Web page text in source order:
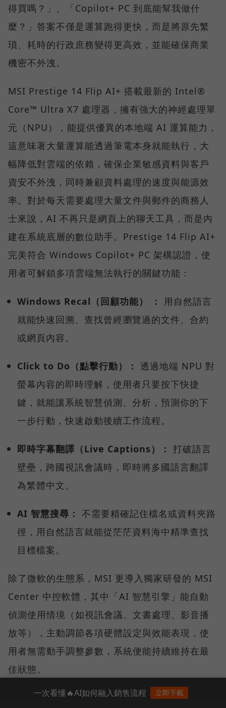
得買嗎？」、「Copilot+ PC 到底能幫我做什
麼？」答案不僅是運算跑得更快，而是將原先繁
瑣、耗時的行政庶務變得更高效，並能確保商業
機密不外洩。
MSI Prestige 14 Flip AI+ 搭載最新的 Intel®
Core™ Ultra X7 處理器，擁有強大的神經處理單
元（NPU），能提供優異的本地端 AI 運算能力，
這意味著大量運算能透過筆電本身就能執行，大
幅降低對雲端的依賴，確保企業敏感資料與客戶
資安不外洩，同時兼顧資料處理的速度與能源效
率。對於每天需要處理大量文件與郵件的商務人
士來說，AI 不再只是網頁上的聊天工具，而是內
建在系統底層的數位助手。Prestige 14 Flip AI+
完美符合 Windows Copilot+ PC 架構認證，使
用者可解鎖多項雲端無法執行的關鍵功能：
Windows Recal（回顧功能） ：
用自然語言
就能快速回溯、查找曾經瀏覽過的文件、合約
或網頁內容。
Click to Do（點擊行動）： 透過地端 NPU 對
螢幕內容的即時理解，使用者只要按下快捷
鍵，就能讓系統智慧偵測、分析，預測你的下
一步行動，快速啟動後續工作流程。
即時字幕翻譯（Live Captions）： 打破語言
壁壘，跨國視訊會議時，即時將多國語言翻譯
為繁體中文。
AI 智慧搜尋： 不需要精確記住檔名或資料夾路
徑，用自然語言就能從茫茫資料海中精準查找
目標檔案。
除了微軟的生態系，MSI 更導入獨家研發的 MSI
Center 中控軟體，其中「AI 智慧引擎」能自動
偵測使用情境（如視訊會議、文書處理、影音播
放等），主動調節各項硬體設定與效能表現，使
用者無需動手調整參數，系統便能持續維持在最
佳狀態。
一次看懂🔥AI如何融入銷售流程 立即下載